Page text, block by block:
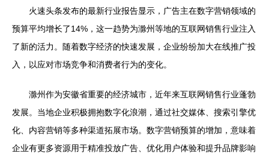
火速头条发布的最新行业报告显示，广告主在数字营销领域的
预算平均增长了14%，这一趋势为滁州等地的互联网销售行业注入
了新的活力。随着数字经济的快速发展，企业纷纷加大在线推广投
入，以应对市场竞争和消费者行为的变化。
滁州作为安徽省重要的经济城市，近年来互联网销售行业蓬勃
发展。当地企业积极拥抱数字化浪潮，通过社交媒体、搜索引擎优
化、内容营销等多种渠道拓展市场。数字营销预算的增加，意味着
企业有更多资源用于精准投放广告、优化用户体验和提升品牌影响